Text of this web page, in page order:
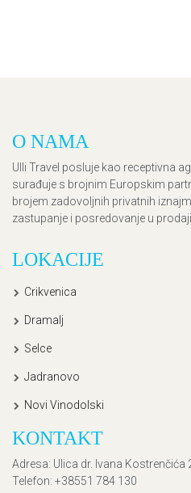
O NAMA
Ulli Travel posluje kao receptivna
surađuje s brojnim Europskim
brojem zadovoljnih privatnih
zastupanje i posredovanje u
LOKACIJE
Crikvenica
Dramalj
Selce
Jadranovo
Novi Vinodolski
KONTAKT
Adresa: Ulica dr. Ivana Kostrenčića
Telefon: +38551 784 130